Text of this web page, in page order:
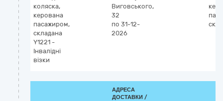
коляска,
керована
пасажиром,
складана
Y1221 -
Інвалідні
візки
Виговського,
32
по 31-12-
2026
АДРЕСА
ДОСТАВКИ /